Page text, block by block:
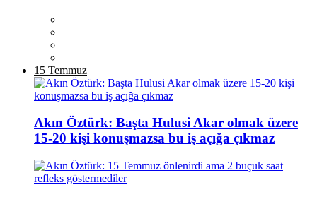
15 Temmuz
Akın Öztürk: Başta Hulusi Akar olmak üzere
15-20 kişi konuşmazsa bu iş açığa çıkmaz